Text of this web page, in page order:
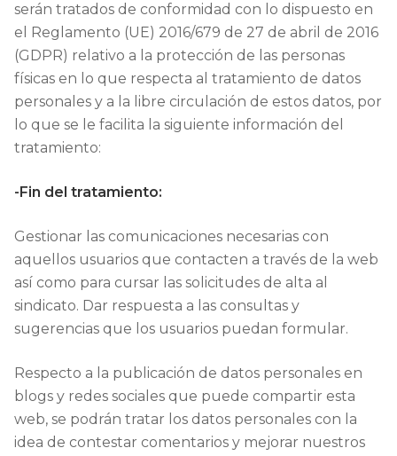
serán tratados de conformidad con lo dispuesto en
el Reglamento (UE) 2016/679 de 27 de abril de 2016
(GDPR) relativo a la protección de las personas
físicas en lo que respecta al tratamiento de datos
personales y a la libre circulación de estos datos, por
lo que se le facilita la siguiente información del
tratamiento:
-Fin del tratamiento:
Gestionar las comunicaciones necesarias con
aquellos usuarios que contacten a través de la web
así como para cursar las solicitudes de alta al
sindicato. Dar respuesta a las consultas y
sugerencias que los usuarios puedan formular.
Respecto a la publicación de datos personales en
blogs y redes sociales que puede compartir esta
web, se podrán tratar los datos personales con la
idea de contestar comentarios y mejorar nuestros